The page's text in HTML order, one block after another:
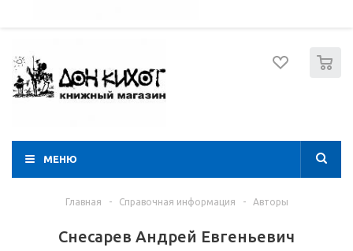
МЕНЮ
Главная - Справочная информация - Авторы
Снесарев Андрей Евгеньевич